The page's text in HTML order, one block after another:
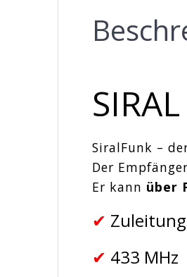
SiralFunk –
Der
Er kann über
✔
✔ 433 MHz